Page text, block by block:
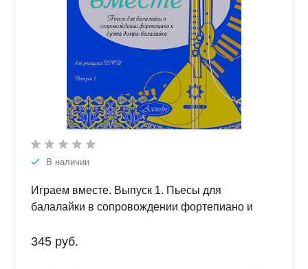
В наличии
Играем вместе. Выпуск 1. Пьесы для
балалайки в сопровождении фортепиано и
345 руб.